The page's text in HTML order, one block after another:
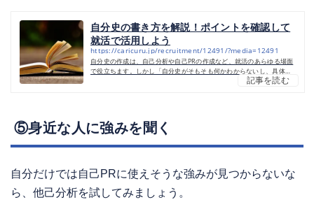
自分史の書き方を解説！ポイントを確認して
就活で活用しよう
https://caricuru.jp/recruitment/12491/?media=12491
自分史の作成は、自己分析や自己PRの作成など、就活のあらゆる場面
で役立ちます。しかし「自分史がそもそも何かわからないし、具体的
な書き方もわからない」と悩みますよね。そこで本記事では、自分史
自分のこれまでの経験や考え方を振り返り、それらを文章として整理
するためのツールです。単なる出来事の羅列ではなく、自分らしさ
記事を読む
⑤身近な人に強みを聞く
自分だけでは自己PRに使えそうな強みが見つからないな
ら、他己分析を試してみましょう。